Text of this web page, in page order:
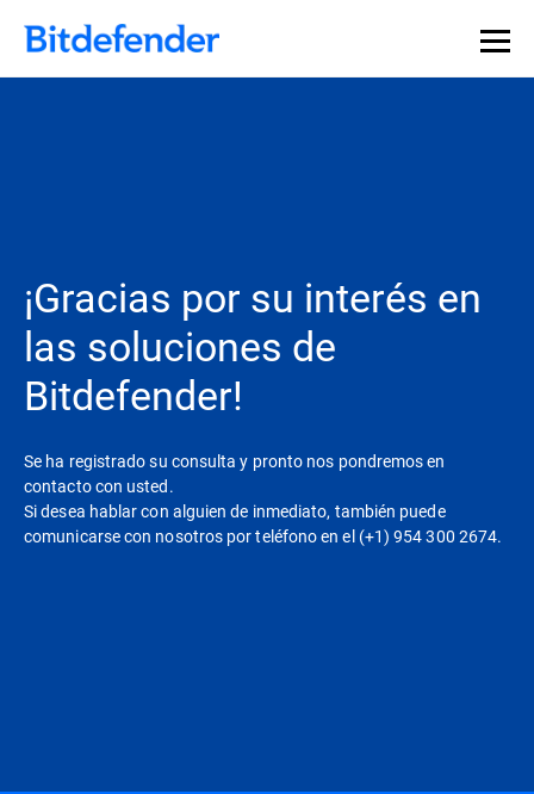
¡Gracias por su interés en
las soluciones de
Bitdefender!
Se ha registrado su consulta y pronto nos pondremos en
contacto con usted.
Si desea hablar con alguien de inmediato, también puede
comunicarse con nosotros por teléfono en el (+1) 954 300 2674.